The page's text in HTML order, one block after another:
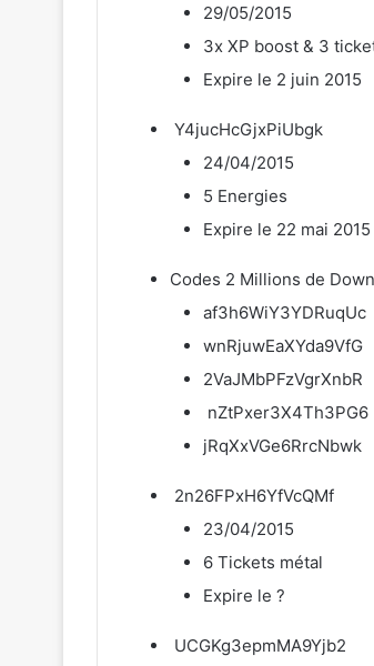
29/05/2015
3x XP boost & 3
Expire le 2 juin 2015
Y4jucHcGjxPiUbgk
24/04/2015
5 Energies
Expire le 22 mai 2015
Codes 2 Millions de
af3h6WiY3YDRuqUc
wnRjuwEaXYda9VfG
2VaJMbPFzVgrXnbR
nZtPxer3X4Th3PG6
jRqXxVGe6RrcNbwk
2n26FPxH6YfVcQMf
23/04/2015
6 Tickets métal
Expire le ?
UCGKg3epmMA9Yjb2